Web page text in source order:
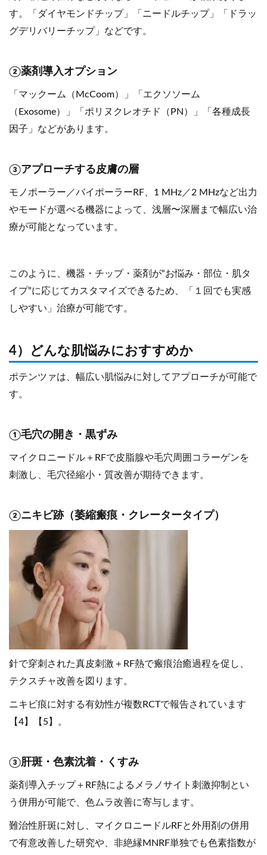
す。「ダイヤモンドチップ」「ニードルチップ」「ドラッ
グデリバリーチップ」などです。
②薬剤導入オプション
「マックーム（McCoom）」「エクソソーム
（Exosome）」「ポリヌクレオチド（PN）」「各種成長
因子」などがあります。
③アプローチする皮膚の層
モノポーラー／バイポーラーRF、1 MHz／2 MHzなど出力
やモードが選べる機器によって、浅層〜深層まで幅広い治
療が可能となっています。
このように、機器・チップ・薬剤が“お悩み・部位・肌タ
イプ”に応じてカスタマイズできるため、「１回でも実感
しやすい」治療が可能です。
4）どんな肌悩みにおすすめか
ポテンツァは、幅広い肌悩みに対してアプローチが可能で
す。
①毛穴の開き・黒ずみ
マイクロニードル＋RFで皮脂腺や毛穴周囲コラーゲンを
刺激し、毛穴径縮小・質改善が期待できます。
②ニキビ跡（萎縮瘢痕・クレータータイプ）
針で穿刺された真皮刺激＋RF熱で瘢痕治癒過程を促し、
テクスチャ改善を図ります。
ニキビ痕に対する有効性が複数RCTで報告されています
【4】【5】。
③肝斑・色素沈着・くすみ
薬剤導入チップ＋RF熱によるメラノサイト刺激抑制とい
う併用が可能で、色ムラ改善に寄与します。
難治性肝斑に対し、マイクロニードルRFと外用剤の併用
で有意改善した研究や、非絶縁MNRF単独でも色素指数が